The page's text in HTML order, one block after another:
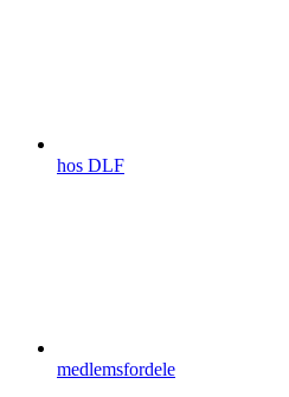
hos DLF
medlemsfordele